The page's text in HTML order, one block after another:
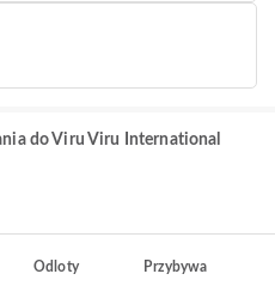
do Viru Viru International
Odloty Przybywa